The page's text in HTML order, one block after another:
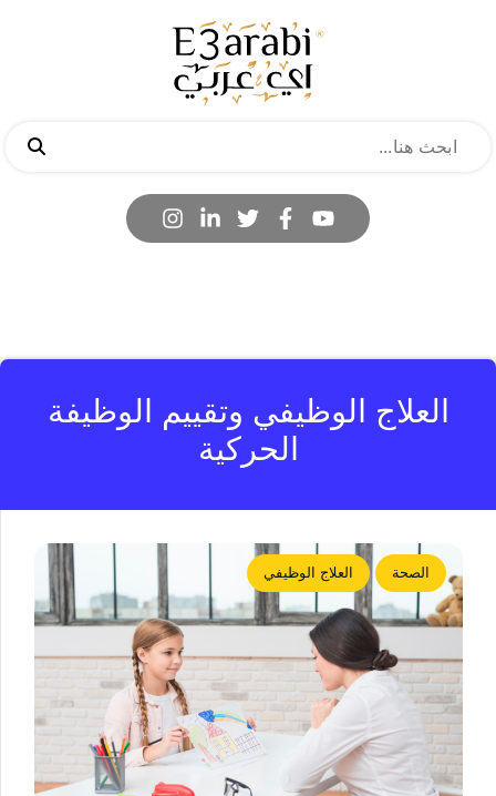
العلاج الوظيفي وتقييم الوظيفة
الحركية
الصحة العلاج الوظيفي